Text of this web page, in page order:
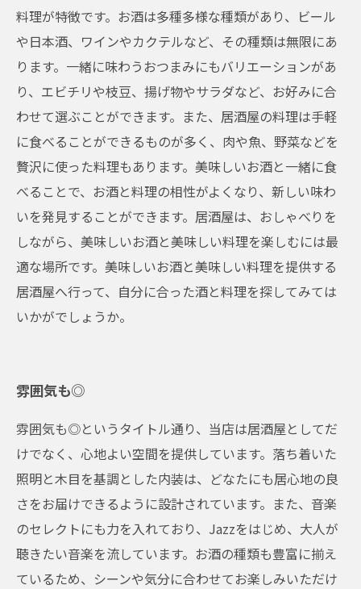
料理が特徴です。お酒は多種多様な種類があり、ビール
や日本酒、ワインやカクテルなど、その種類は無限にあ
ります。一緒に味わうおつまみにもバリエーションがあ
り、エビチリや枝豆、揚げ物やサラダなど、お好みに合
わせて選ぶことができます。また、居酒屋の料理は手軽
に食べることができるものが多く、肉や魚、野菜などを
贅沢に使った料理もあります。美味しいお酒と一緒に食
べることで、お酒と料理の相性がよくなり、新しい味わ
いを発見することができます。居酒屋は、おしゃべりを
しながら、美味しいお酒と美味しい料理を楽しむには最
適な場所です。美味しいお酒と美味しい料理を提供する
居酒屋へ行って、自分に合った酒と料理を探してみては
いかがでしょうか。
雰囲気も◎
雰囲気も◎というタイトル通り、当店は居酒屋としてだ
けでなく、心地よい空間を提供しています。落ち着いた
照明と木目を基調とした内装は、どなたにも居心地の良
さをお届けできるように設計されています。また、音楽
のセレクトにも力を入れており、Jazzをはじめ、大人が
聴きたい音楽を流しています。お酒の種類も豊富に揃え
ているため、シーンや気分に合わせてお楽しみいただけ